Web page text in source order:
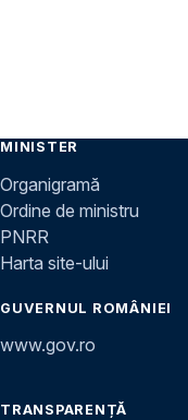
MINISTER
Organigramă
Ordine de ministru
PNRR
Harta site-ului
GUVERNUL ROMÂNIEI
www.gov.ro
TRANSPARENȚĂ